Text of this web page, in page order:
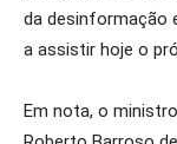
da desinformação
a assistir hoje o
Em nota, o